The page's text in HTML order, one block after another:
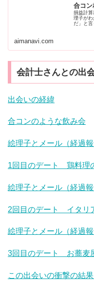
合コン
損益計
理子が
だ」と言
aimanavi.com
会計士さんとの出
出会いの経緯
合コンのような飲み会
絵理子とメール（経過報
1回目のデート 鶏料理
絵理子とメール（経過報
2回目のデート イタリ
絵理子とメール（経過報
3回目のデート お蕎麦
この出会いの衝撃の結果